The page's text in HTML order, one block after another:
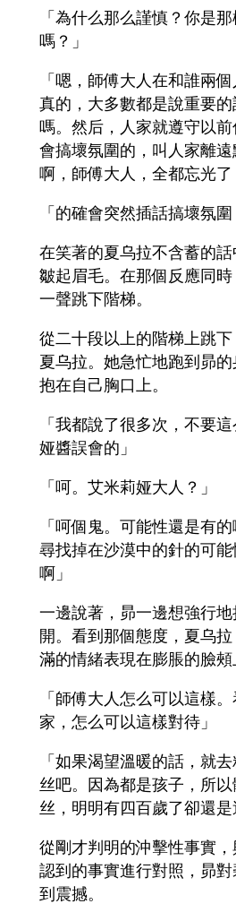
「為什么那么謹慎？你是
嗎？」
「嗯，師傅大人在和誰兩
真的，大多數都是說重要
嗎。然后，人家就遵守以
會搞壞氛圍的，叫人家離
啊，師傅大人，全都忘光了
「的確會突然插話搞壞氛
在笑著的夏乌拉不含蓄的
皺起眉毛。在那個反應同
一聲跳下階梯。
從二十段以上的階梯上跳
夏乌拉。她急忙地跑到昴
抱在自己胸口上。
「我都說了很多次，不要
娅醬誤會的」
「呵。艾米莉娅大人？」
「呵個鬼。可能性還是有
尋找掉在沙漠中的針的可
啊」
一邊說著，昴一邊想強行
開。看到那個態度，夏乌
滿的情緒表現在膨脹的臉頰
「師傅大人怎么可以這樣
家，怎么可以這樣對待」
「如果渴望溫暖的話，就
丝吧。因為都是孩子，所
丝，明明有四百歲了卻還是
從剛才判明的沖擊性事實
認到的事實進行對照，昴
到震撼。